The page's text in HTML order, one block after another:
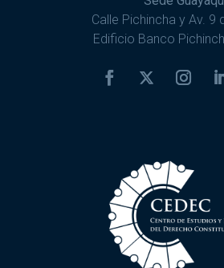
Calle Pichincha y Av. 9
Edificio Banco